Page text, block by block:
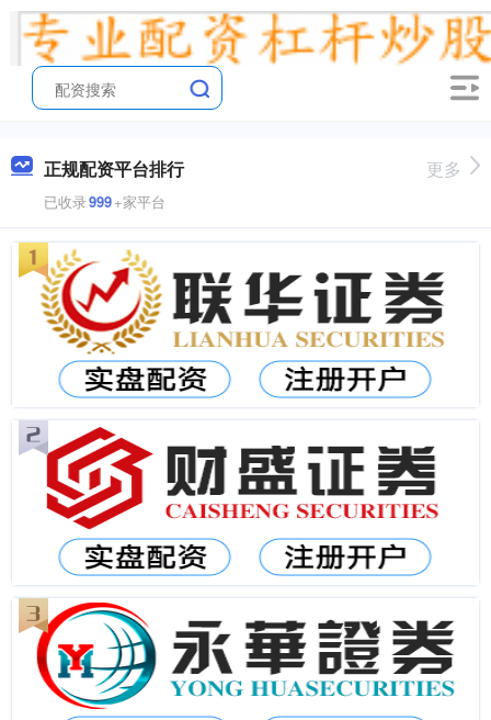
正规配资平台排行
已收录999+家平台
更多